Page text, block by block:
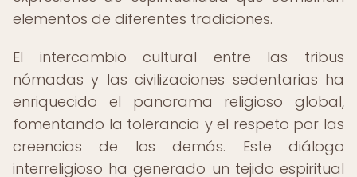
elementos de diferentes tradiciones.
El intercambio cultural entre las tribus
nómadas y las civilizaciones sedentarias ha
enriquecido el panorama religioso global,
fomentando la tolerancia y el respeto por las
creencias de los demás. Este diálogo
interreligioso ha generado un tejido espiritual